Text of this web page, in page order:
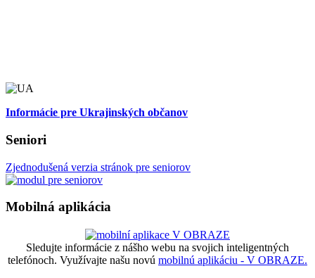
Informácie pre Ukrajinských občanov
Seniori
Zjednodušená verzia stránok pre seniorov
Mobilná aplikácia
Sledujte informácie z nášho webu na svojich inteligentných
telefónoch. Využívajte našu novú mobilnú aplikáciu - V OBRAZE.